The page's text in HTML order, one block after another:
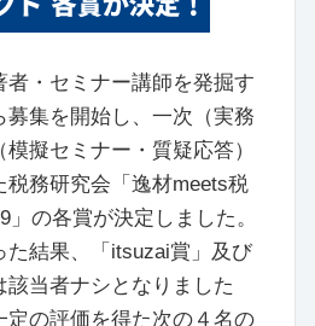
・セミナー講師を発掘す
集を開始し、一次（実務
擬セミナー・質疑応答）
税務研究会「逸材meets税
の各賞が決定しました。
結果、「itsuzai賞」及び
該当者ナシとなりました
定の評価を得た次の４名の